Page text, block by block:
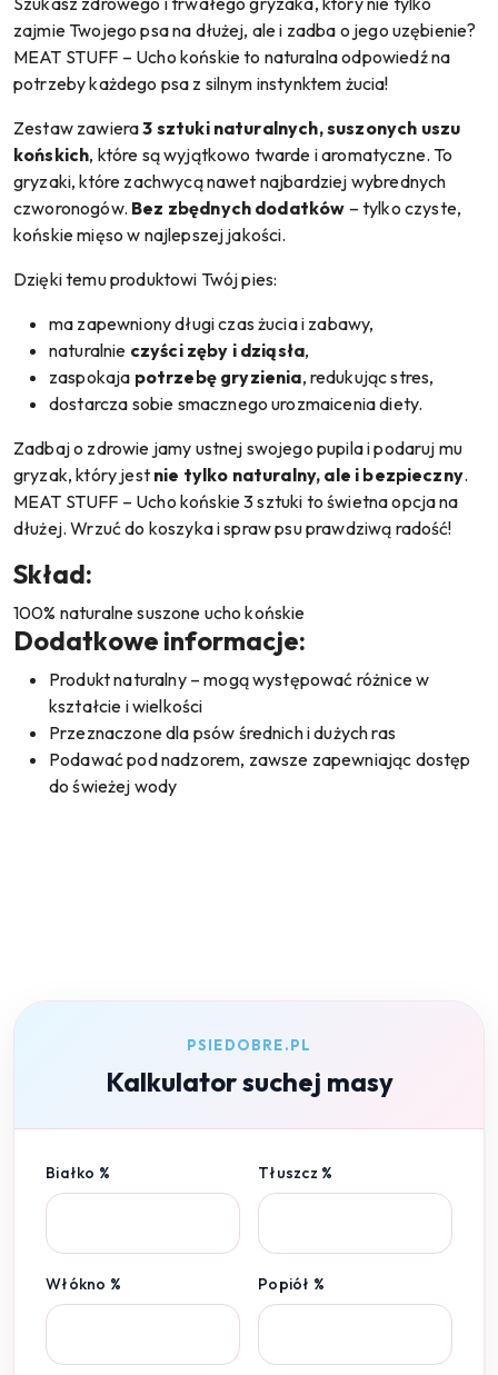
zajmie Twojego psa na dłużej, ale i zadba o jego uzębienie?
MEAT STUFF – Ucho końskie to naturalna odpowiedź na
potrzeby każdego psa z silnym instynktem żucia!
Zestaw zawiera3 sztuki naturalnych, suszonych uszu
końskich, które są wyjątkowo twarde i aromatyczne. To
gryzaki, które zachwycą nawet najbardziej wybrednych
czworonogów. Bez zbędnych dodatków – tylko czyste,
końskie mięso w najlepszej jakości.
Dzięki temu produktowi Twój pies:
ma zapewniony długi czas żucia i zabawy,
naturalnie czyści zęby i dziąsła,
zaspokaja potrzebę gryzienia, redukując stres,
dostarcza sobie smacznego urozmaicenia diety.
Zadbaj o zdrowie jamy ustnej swojego pupila i podaruj mu
gryzak, który jest nie tylko naturalny, ale i bezpieczny.
MEAT STUFF – Ucho końskie 3 sztuki to świetna opcja na
dłużej. Wrzuć do koszyka i spraw psu prawdziwą radość!
Skład:
100% naturalne suszone ucho końskie
Dodatkowe informacje:
Produkt naturalny – mogą występować różnice w
kształcie i wielkości
Przeznaczone dla psów średnich i dużych ras
Podawać pod nadzorem, zawsze zapewniając dostęp
do świeżej wody
PSIEDOBRE.PL
Kalkulator suchej masy
Białko % Tłuszcz %
Włókno % Popiół %